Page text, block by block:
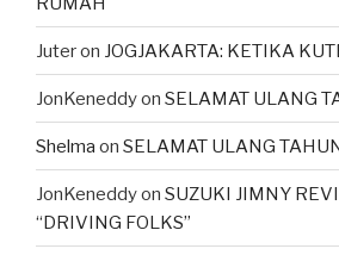
Juteron JOGJAKARTA: KETIKA
JonKeneddyon SELAMAT ULANG
Shelma on SELAMAT ULANG
JonKeneddyon SUZUKI JIMNY
“DRIVING FOLKS”